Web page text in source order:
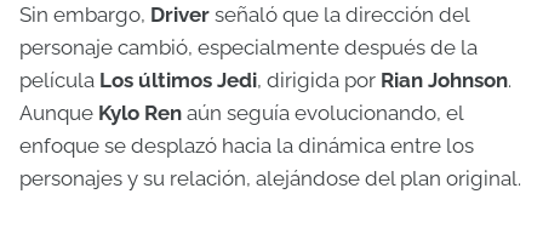
Sin embargo, Driver señaló que la dirección del
personaje cambió, especialmente después de la
película Los últimos Jedi, dirigida por Rian Johnson.
Aunque Kylo Ren aún seguía evolucionando, el
enfoque se desplazó hacia la dinámica entre los
personajes y su relación, alejándose del plan original.